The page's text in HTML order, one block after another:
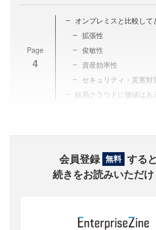
Page
4
オンプレミスと比較して
拡張性
俊敏性
資産効率性
セキュリティ・災害
結局クラウドに価値はあ
会員登録 無料 すると
続きをお読みいただ